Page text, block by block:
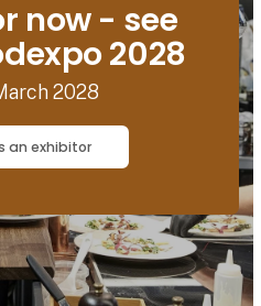
now - see
2028
2028
an exhibitor